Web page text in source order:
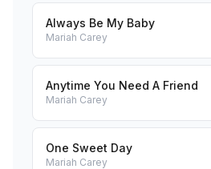
Always Be My Baby
Mariah Carey
Anytime You Need A Friend
Mariah Carey
One Sweet Day
Mariah Carey